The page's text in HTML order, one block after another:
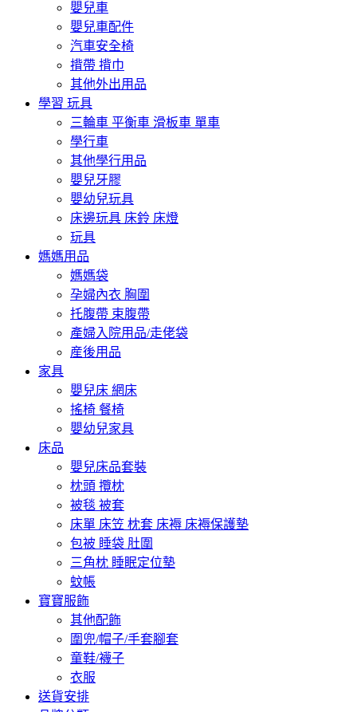
嬰兒車
嬰兒車配件
汽車安全椅
揹帶 揹巾
其他外出用品
學習 玩具
三輪車 平衡車 滑板車 單車
學行車
其他學行用品
嬰兒牙膠
嬰幼兒玩具
床邊玩具 床鈴 床燈
玩具
媽媽用品
媽媽袋
孕婦內衣 胸圍
托腹帶 束腹帶
產婦入院用品/走佬袋
産後用品
家具
嬰兒床 網床
搖椅 餐椅
嬰幼兒家具
床品
嬰兒床品套裝
枕頭 攬枕
被毯 被套
床單 床笠 枕套 床褥 床褥保護墊
包被 睡袋 肚圍
三角枕 睡眠定位墊
蚊帳
寶寶服飾
其他配飾
圍兜/帽子/手套腳套
童鞋/襪子
衣服
送貨安排